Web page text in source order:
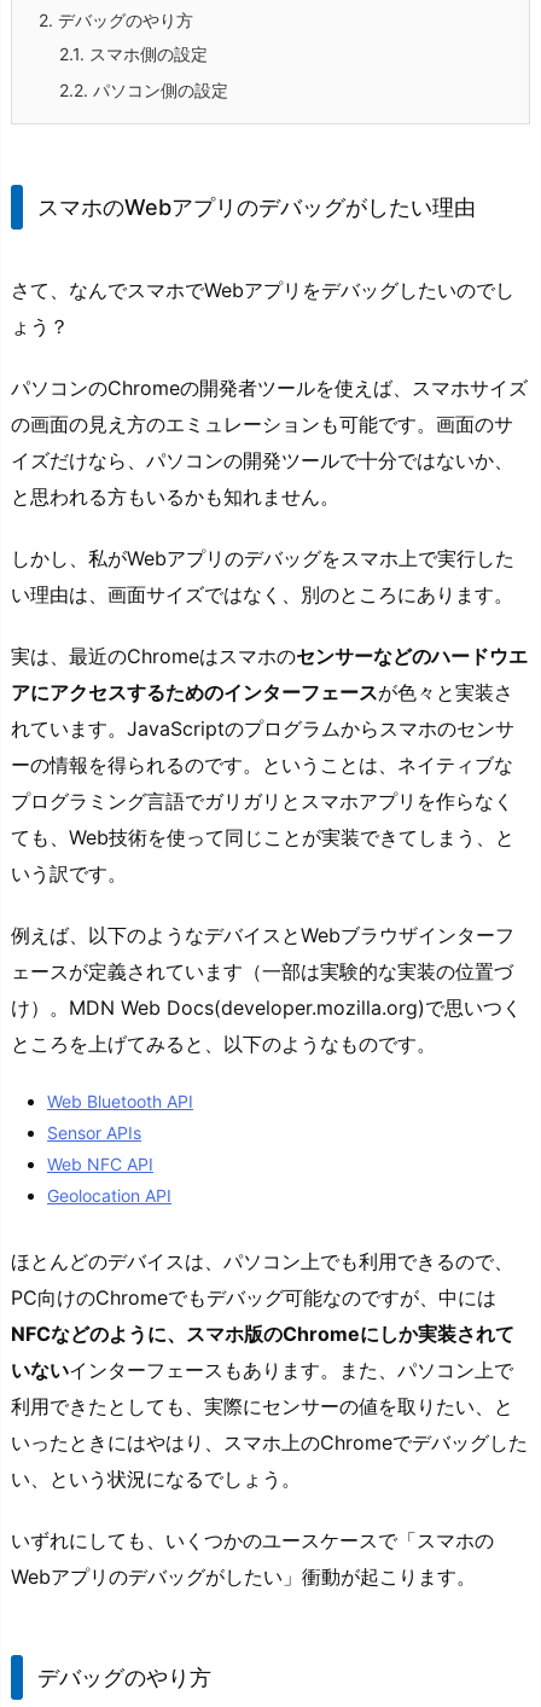
2. デバッグのやり方
2.1. スマホ側の設定
2.2. パソコン側の設定
スマホのWebアプリのデバッグがしたい理由
さて、なんでスマホでWebアプリをデバッグしたいのでし
ょう？
パソコンのChromeの開発者ツールを使えば、スマホサイズ
の画面の見え方のエミュレーションも可能です。画面のサ
イズだけなら、パソコンの開発ツールで十分ではないか、
と思われる方もいるかも知れません。
しかし、私がWebアプリのデバッグをスマホ上で実行した
い理由は、画面サイズではなく、別のところにあります。
実は、最近のChromeはスマホのセンサーなどのハードウエ
アにアクセスするためのインターフェースが色々と実装さ
れています。JavaScriptのプログラムからスマホのセンサ
ーの情報を得られるのです。ということは、ネイティブな
プログラミング言語でガリガリとスマホアプリを作らなく
ても、Web技術を使って同じことが実装できてしまう、と
いう訳です。
例えば、以下のようなデバイスとWebブラウザインターフ
ェースが定義されています（一部は実験的な実装の位置づ
け）。MDN Web Docs(developer.mozilla.org)で思いつく
ところを上げてみると、以下のようなものです。
Web Bluetooth API
Sensor APIs
Web NFC API
Geolocation API
ほとんどのデバイスは、パソコン上でも利用できるので、
PC向けのChromeでもデバッグ可能なのですが、中には
NFCなどのように、スマホ版のChromeにしか実装されて
いないインターフェースもあります。また、パソコン上で
利用できたとしても、実際にセンサーの値を取りたい、と
いったときにはやはり、スマホ上のChromeでデバッグした
い、という状況になるでしょう。
いずれにしても、いくつかのユースケースで「スマホの
Webアプリのデバッグがしたい」衝動が起こります。
デバッグのやり方